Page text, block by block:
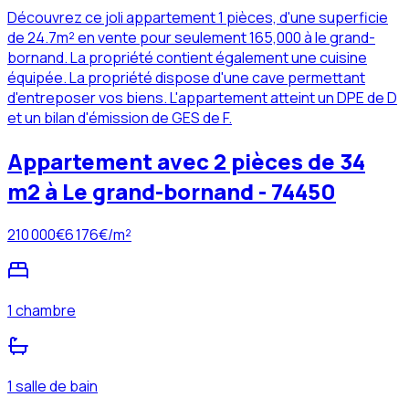
Découvrez ce joli appartement 1 pièces, d'une superficie
de 24.7m² en vente pour seulement 165,000 à le grand-
bornand. La propriété contient également une cuisine
équipée. La propriété dispose d'une cave permettant
d'entreposer vos biens. L'appartement atteint un DPE de D
et un bilan d'émission de GES de F.
Appartement avec 2 pièces de 34
m2 à Le grand-bornand - 74450
210 000€6 176€/m²
1 chambre
1 salle de bain